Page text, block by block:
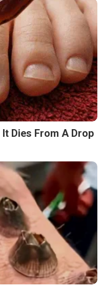
Dies From A Drop